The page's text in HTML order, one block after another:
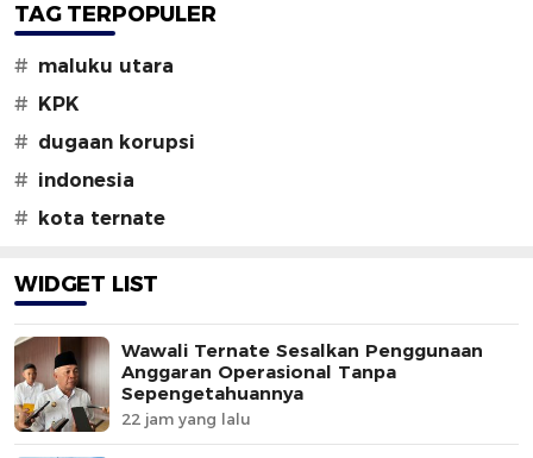
TAG TERPOPULER
# maluku utara
#
KPK
# dugaan korupsi
# indonesia
#
kota ternate
WIDGET LIST
Wawali Ternate Sesalkan Penggunaan
Anggaran Operasional Tanpa
Sepengetahuannya
22 jam yang lalu